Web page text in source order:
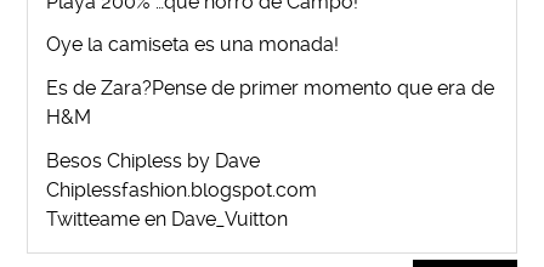
Oye la camiseta es una monada!
Es de Zara?Pense de primer momento que era de
H&M
Besos Chipless by Dave
Chiplessfashion.blogspot.com
Twitteame en Dave_Vuitton